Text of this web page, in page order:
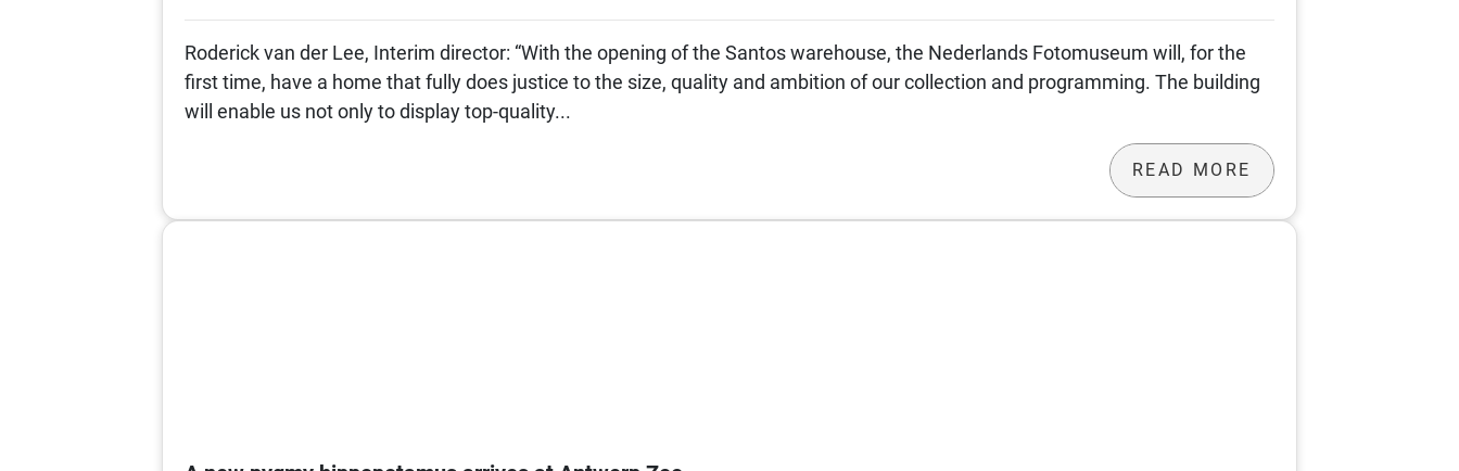
Roderick van der Lee, Interim director: “With the opening of the Santos warehouse, the Nederlands Fotomuseum will, for the
first time, have a home that fully does justice to the size, quality and ambition of our collection and programming. The building
will enable us not only to display top-quality...
READ MORE